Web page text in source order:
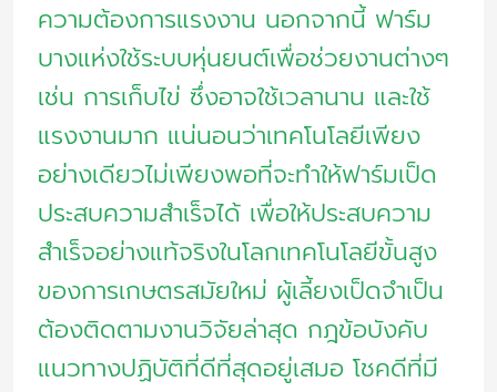
ความต้องการแรงงาน นอกจากนี้ ฟาร์ม
บางแห่งใช้ระบบหุ่นยนต์เพื่อช่วยงานต่างๆ
เช่น การเก็บไข่ ซึ่งอาจใช้เวลานาน และใช้
แรงงานมาก แน่นอนว่าเทคโนโลยีเพียง
อย่างเดียวไม่เพียงพอที่จะทำให้ฟาร์มเป็ด
ประสบความสำเร็จได้ เพื่อให้ประสบความ
สำเร็จอย่างแท้จริงในโลกเทคโนโลยีขั้นสูง
ของการเกษตรสมัยใหม่ ผู้เลี้ยงเป็ดจำเป็น
ต้องติดตามงานวิจัยล่าสุด กฎข้อบังคับ
แนวทางปฏิบัติที่ดีที่สุดอยู่เสมอ โชคดีที่มี